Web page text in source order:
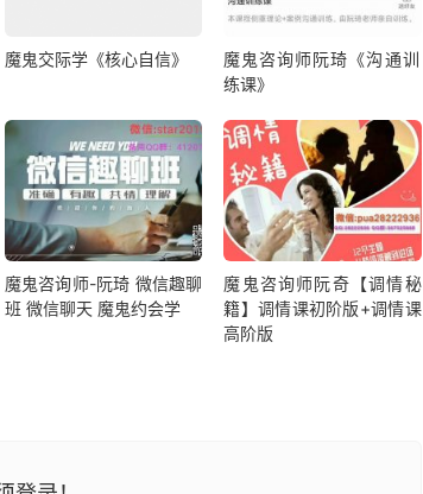
魔鬼交际学《核心自信》
魔鬼咨询师阮琦《沟‮训通‬
练课》
魔鬼咨询师-阮琦 微信趣聊
班 微信聊天 魔鬼约会学
魔鬼咨询师阮奇【调情秘
籍】调情课初阶版+调情课
高阶版